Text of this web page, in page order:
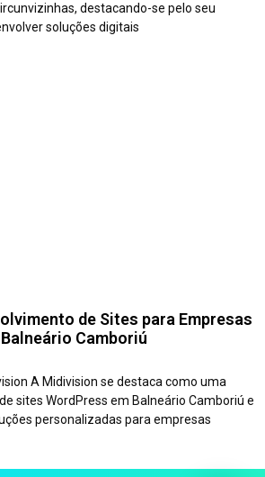
destacando-se pelo seu
soluções digitais
de Sites para Empresas
Camboriú
A Midivision se destaca como uma
sites WordPress em Balneário Camboriú e
personalizadas para empresas